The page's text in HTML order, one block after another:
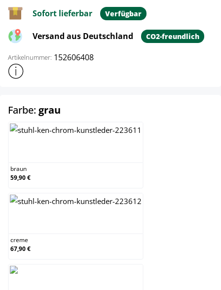
Sofort lieferbar Verfügbar
Versand aus Deutschland CO2-freundlich
Artikelnummer: 152606408
Weitere Produktinformationen anzeigen
Farbe: grau
braun
59,90 €
creme
67,90 €